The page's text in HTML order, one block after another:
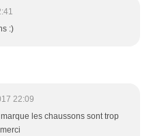
:)
22:09
les chaussons sont trop